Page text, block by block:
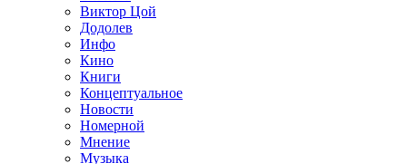
Виктор Цой
Додолев
Инфо
Кино
Книги
Концептуальное
Новости
Номерной
Мнение
Музыка